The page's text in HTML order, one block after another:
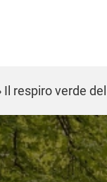
Il respiro verde